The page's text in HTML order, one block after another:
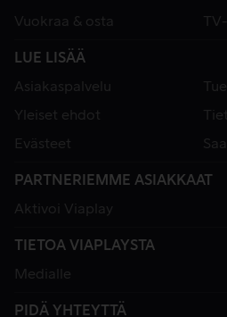
Vuokraa & osta
LUE LISÄÄ
Asiakaspalvelu
Yleiset ehdot
Evästeet
PARTNERIEMME ASIAKKAAT
Aktivoi Viaplay
TIETOA VIAPLAYSTA
Medialle
PIDÄ YHTEYTTÄ